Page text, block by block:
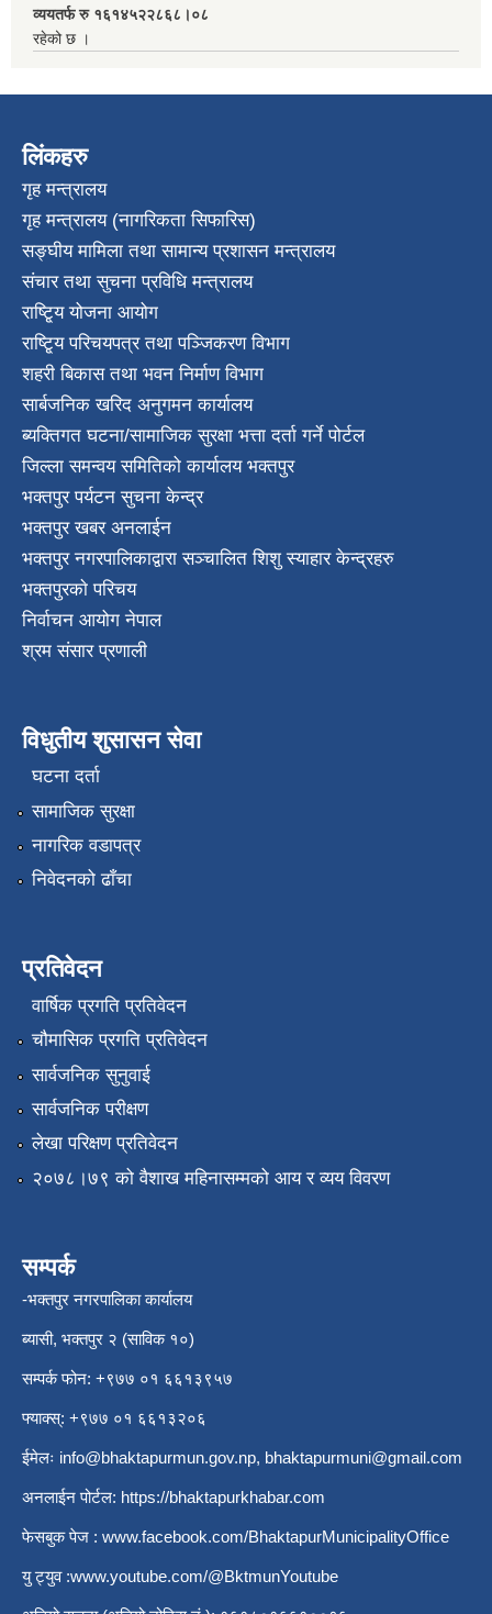
व्ययतर्फ रु १६१४५२२८६८।०८
रहेको छ ।
लिंकहरु
गृह मन्त्रालय
गृह मन्त्रालय (नागरिकता सिफारिस)
सङ्घीय मामिला तथा सामान्य प्रशासन मन्त्रालय
संचार तथा सुचना प्रविधि मन्त्रालय
राष्टि्ृय योजना आयोग
राष्टि्ृय परिचयपत्र तथा पञ्जिकरण विभाग
शहरी बिकास तथा भवन निर्माण विभाग
सार्बजनिक खरिद अनुगमन कार्यालय
ब्यक्तिगत घटना/सामाजिक सुरक्षा भत्ता दर्ता गर्ने पोर्टल
जिल्ला समन्वय समितिको कार्यालय भक्तपुर
भक्तपुर पर्यटन सुचना केन्द्र
भक्तपुर खबर अनलाईन
भक्तपुर नगरपालिकाद्वारा सञ्चालित शिशु स्याहार केन्द्रहरु
भक्तपुरकाे परिचय
निर्वाचन आयोग नेपाल
श्रम संसार प्रणाली
विधुतीय शुसासन सेवा
घटना दर्ता
सामाजिक सुरक्षा
नागरिक वडापत्र
निवेदनको ढाँचा
प्रतिवेदन
वार्षिक प्रगति प्रतिवेदन
चौमासिक प्रगति प्रतिवेदन
सार्वजनिक सुनुवाई
सार्वजनिक परीक्षण
लेखा परिक्षण प्रतिवेदन
२०७८।७९ को वैशाख महिनासम्मको आय र व्यय विवरण
सम्पर्क
-भक्तपुर नगरपालिका कार्यालय
ब्यासी, भक्तपुर २ (साविक १०)
सम्पर्क फोन: +९७७ ०१ ६६१३९५७
फ्याक्स्: +९७७ ०१ ६६१३२०६
ईमेलः info@bhaktapurmun.gov.np, bhaktapurmuni@gmail.com
अनलाईन पोर्टल: https://bhaktapurkhabar.com
फेसबुक पेज : www.facebook.com/BhaktapurMunicipalityOffice
यु ट्युव :www.youtube.com/@BktmunYoutube